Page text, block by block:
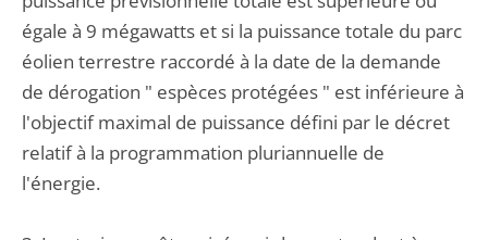
égale à 9 mégawatts et si la puissance totale du parc
éolien terrestre raccordé à la date de la demande
de dérogation " espèces protégées " est inférieure à
l'objectif maximal de puissance défini par le décret
relatif à la programmation pluriannuelle de
l'énergie.